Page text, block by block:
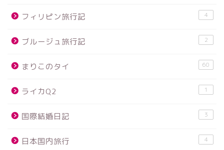
フィリピン旅行記 4
ブルージュ旅行記 2
まりこのタイ 60
ライカQ2 1
国際結婚日記 3
日本国内旅行 4